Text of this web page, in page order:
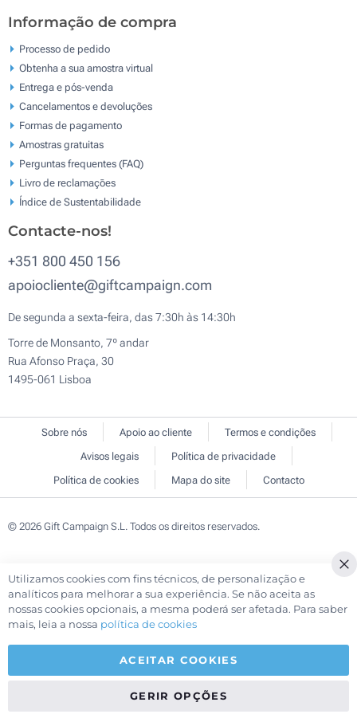
Informação de compra
Processo de pedido
Obtenha a sua amostra virtual
Entrega e pós-venda
Cancelamentos e devoluções
Formas de pagamento
Amostras gratuitas
Perguntas frequentes (FAQ)
Livro de reclamaçōes
Índice de Sustentabilidade
Contacte-nos!
+351 800 450 156
apoiocliente@giftcampaign.com
De segunda a sexta-feira, das 7:30h às 14:30h
Torre de Monsanto, 7º andar
Rua Afonso Praça, 30
1495-061 Lisboa
Sobre nós Apoio ao cliente
Termos e condições
Avisos legais
Política de privacidade
Política de cookies
Mapa do site Contacto
© 2026 Gift Campaign S.L. Todos os direitos reservados.
Utilizamos cookies com fins técnicos, de personalização e
analíticos para melhorar a sua experiência. Se não aceita as
nossas cookies opcionais, a mesma poderá ser afetada. Para saber
mais, leia a nossa política de cookies
ACEITAR COOKIES
GERIR OPÇÕES